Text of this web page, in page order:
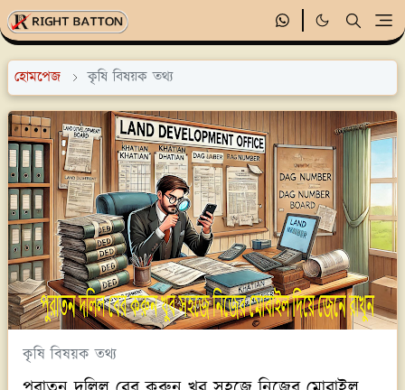
হোমপেজ কৃষি বিষয়ক তথ্য
কৃষি বিষয়ক তথ্য